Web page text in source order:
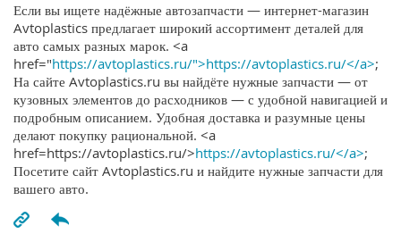
Если вы ищете надёжные автозапчасти — интернет-магазин
Avtoplastics предлагает широкий ассортимент деталей для
авто самых разных марок. <a
href="https://avtoplastics.ru/">https://avtoplastics.ru/</a>;
На сайте Avtoplastics.ru вы найдёте нужные запчасти — от
кузовных элементов до расходников — с удобной навигацией и
подробным описанием. Удобная доставка и разумные цены
делают покупку рациональной. <a
href=https://avtoplastics.ru/>https://avtoplastics.ru/</a>;
Посетите сайт Avtoplastics.ru и найдите нужные запчасти для
вашего авто.